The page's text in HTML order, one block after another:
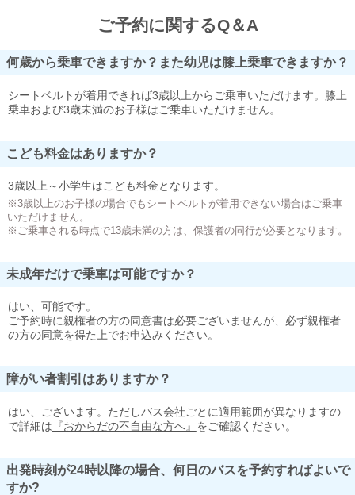
ご予約に関するQ＆A
何歳から乗車できますか？また幼児は膝上乗車できますか？
シートベルトが着用できれば3歳以上からご乗車いただけます。膝上
乗車および3歳未満のお子様はご乗車いただけません。
こども料金はありますか？
3歳以上～小学生はこども料金となります。
※3歳以上のお子様の場合でもシートベルトが着用できない場合はご乗車
いただけません。
※ご乗車される時点で13歳未満の方は、保護者の同行が必要となります。
未成年だけで乗車は可能ですか？
はい、可能です。
ご予約時に親権者の方の同意書は必要ございませんが、必ず親権者
の方の同意を得た上でお申込みください。
障がい者割引はありますか？
はい、ございます。ただしバス会社ごとに適用範囲が異なりますの
で詳細は 『おからだの不自由な方へ』 をご確認ください。
出発時刻が24時以降の場合、何日のバスを予約すればよいで
すか?